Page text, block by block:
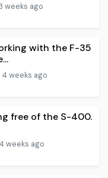
weeks ago
with the F-35
4 weeks ago
free of the S-400.
4 weeks ago